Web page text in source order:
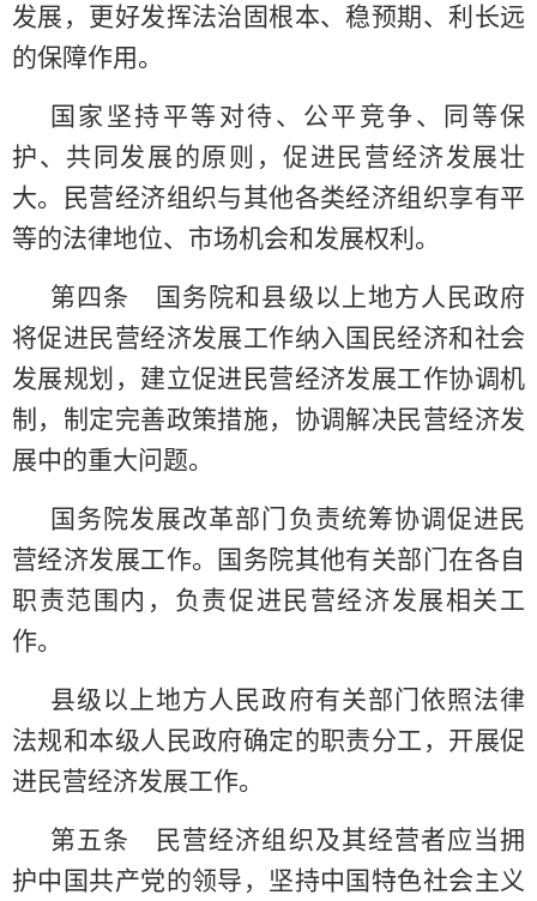
发展，更好发挥法治固根本、稳预期、利长远
的保障作用。
国家坚持平等对待、公平竞争、同等保
护、共同发展的原则，促进民营经济发展壮
大。民营经济组织与其他各类经济组织享有平
等的法律地位、市场机会和发展权利。
第四条 国务院和县级以上地方人民政府
将促进民营经济发展工作纳入国民经济和社会
发展规划，建立促进民营经济发展工作协调机
制，制定完善政策措施，协调解决民营经济发
展中的重大问题。
国务院发展改革部门负责统筹协调促进民
营经济发展工作。国务院其他有关部门在各自
职责范围内，负责促进民营经济发展相关工
作。
县级以上地方人民政府有关部门依照法律
法规和本级人民政府确定的职责分工，开展促
进民营经济发展工作。
第五条 民营经济组织及其经营者应当拥
护中国共产党的领导，坚持中国特色社会主义